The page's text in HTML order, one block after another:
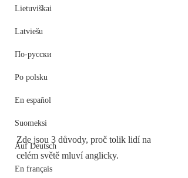
Lietuviškai
Latviešu
По-русски
Po polsku
En español
Suomeksi
Auf Deutsch
En français
Zde jsou 3 důvody, proč tolik lidí na
celém světě mluví anglicky.